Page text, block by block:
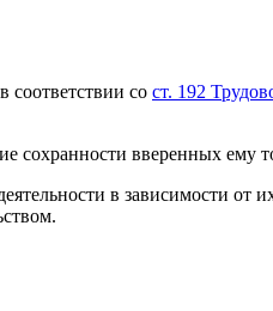
соответствии со ст. 192
сохранности вверенных ему
в зависимости от